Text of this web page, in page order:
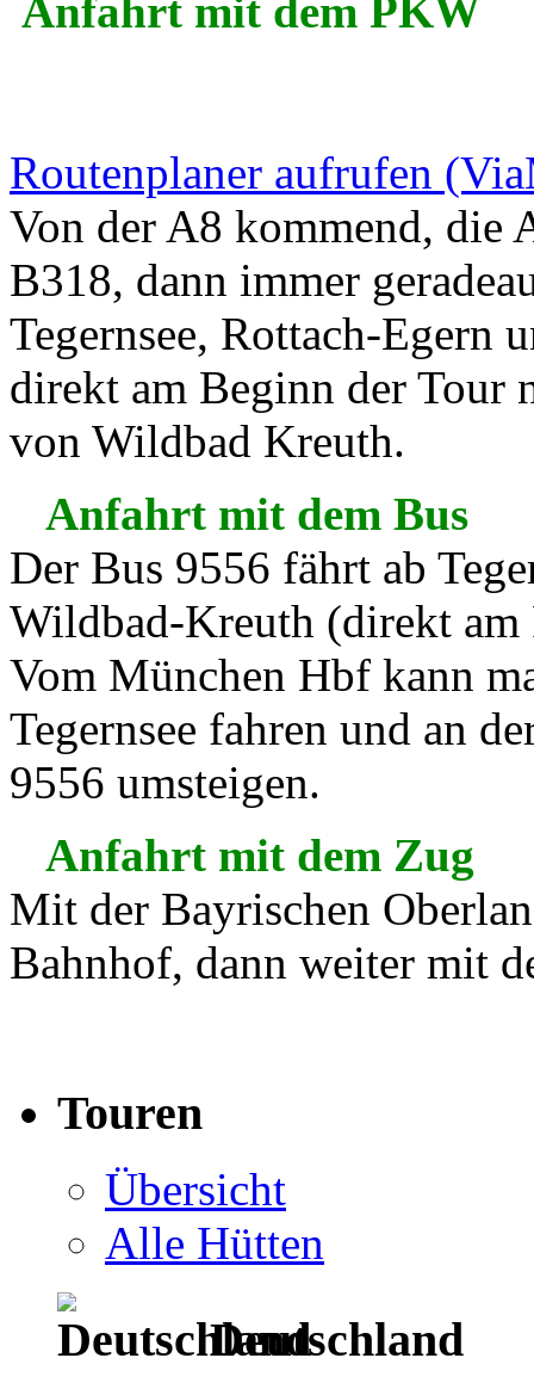
Anfahrt mit dem PKW
Routenplaner aufrufen
Von der A8 kommend, die
B318, dann immer
Tegernsee, Rottach-Egern
direkt am Beginn der Tour
von Wildbad Kreuth.
Anfahrt mit dem Bus
Der Bus 9556 fährt ab
Wildbad-Kreuth (direkt am
Vom München Hbf kann
Tegernsee fahren und an
9556 umsteigen.
Anfahrt mit dem Zug
Mit der Bayrischen
Bahnhof, dann weiter mit
Touren
Übersicht
Alle Hütten
Deutschland